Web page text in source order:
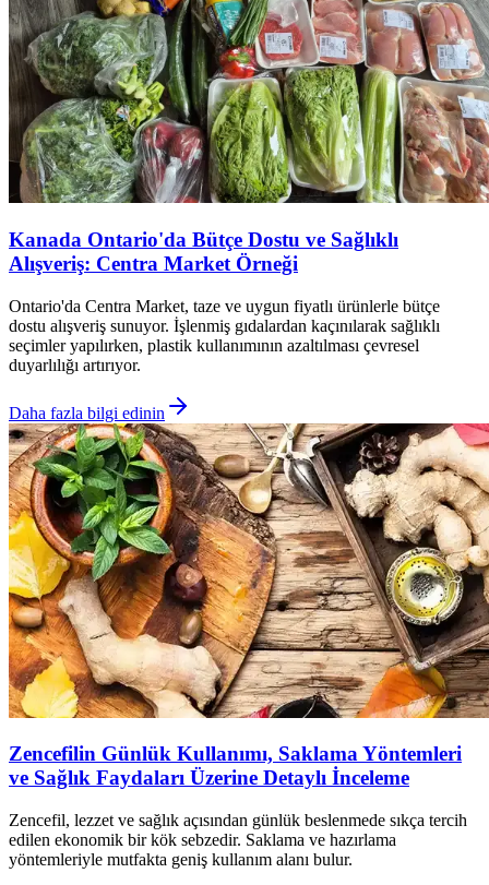
Kanada Ontario'da Bütçe Dostu ve Sağlıklı
Alışveriş: Centra Market Örneği
Ontario'da Centra Market, taze ve uygun fiyatlı ürünlerle bütçe
dostu alışveriş sunuyor. İşlenmiş gıdalardan kaçınılarak sağlıklı
seçimler yapılırken, plastik kullanımının azaltılması çevresel
duyarlılığı artırıyor.
Daha fazla bilgi edinin
Zencefilin Günlük Kullanımı, Saklama Yöntemleri
ve Sağlık Faydaları Üzerine Detaylı İnceleme
Zencefil, lezzet ve sağlık açısından günlük beslenmede sıkça tercih
edilen ekonomik bir kök sebzedir. Saklama ve hazırlama
yöntemleriyle mutfakta geniş kullanım alanı bulur.